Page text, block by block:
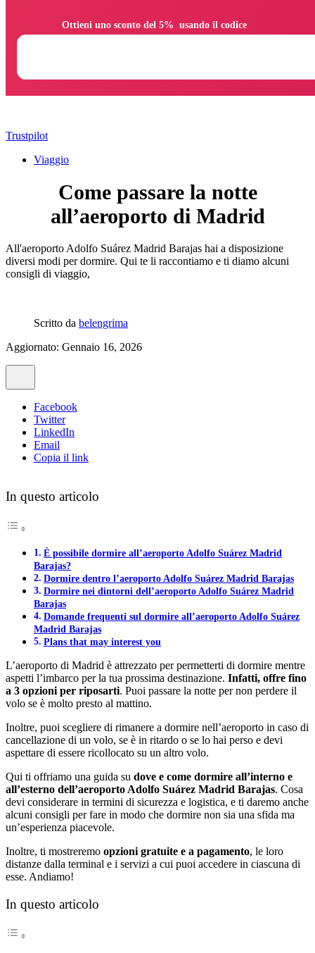
Trustpilot
Viaggio
Come passare la notte
all’aeroporto di Madrid
All'aeroporto Adolfo Suárez Madrid Barajas hai a disposizione
diversi modi per dormire. Qui te li raccontiamo e ti diamo alcuni
consigli di viaggio,
Scritto da belengrima
Aggiornato: Gennaio 16, 2026
Facebook
Twitter
LinkedIn
Email
Copia il link
In questo articolo
È possibile dormire all’aeroporto Adolfo Suárez Madrid
Barajas?
Dormire dentro l’aeroporto Adolfo Suárez Madrid Barajas
Dormire nei dintorni dell’aeroporto Adolfo Suárez Madrid
Barajas
Domande frequenti sul dormire all’aeroporto Adolfo Suárez
Madrid Barajas
Plans that may interest you
L’aeroporto di Madrid è attrezzato per permetterti di dormire mentre
aspetti l’imbarco per la tua prossima destinazione. Infatti, offre fino
a 3 opzioni per riposarti. Puoi passare la notte per non perdere il
volo se è molto presto al mattino.
Inoltre, puoi scegliere di rimanere a dormire nell’aeroporto in caso di
cancellazione di un volo, se è in ritardo o se lo hai perso e devi
aspettare di essere ricollocato su un altro volo.
Qui ti offriamo una guida su dove e come dormire all’interno e
all’esterno dell’aeroporto Adolfo Suárez Madrid Barajas. Cosa
devi considerare in termini di sicurezza e logistica, e ti daremo anche
alcuni consigli per fare in modo che dormire non sia una sfida ma
un’esperienza piacevole.
Inoltre, ti mostreremo opzioni gratuite e a pagamento, le loro
distanze dalla terminal e i servizi a cui puoi accedere in ciascuna di
esse. Andiamo!
In questo articolo